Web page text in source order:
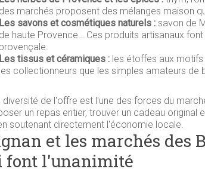
des marchés proposent des mélanges maison
Les savons et cosmétiques naturels : savon de
de haute Provence… Ces produits artisanaux
provençale.
Les tissus et céramiques : les étoffes aux
les collectionneurs que les simples amateurs de
diversité de l'offre est l'une des forces du
un repas entier, trouver un cadeau original
soutenant directement l'économie locale.
et les marchés des
font l'unanimité